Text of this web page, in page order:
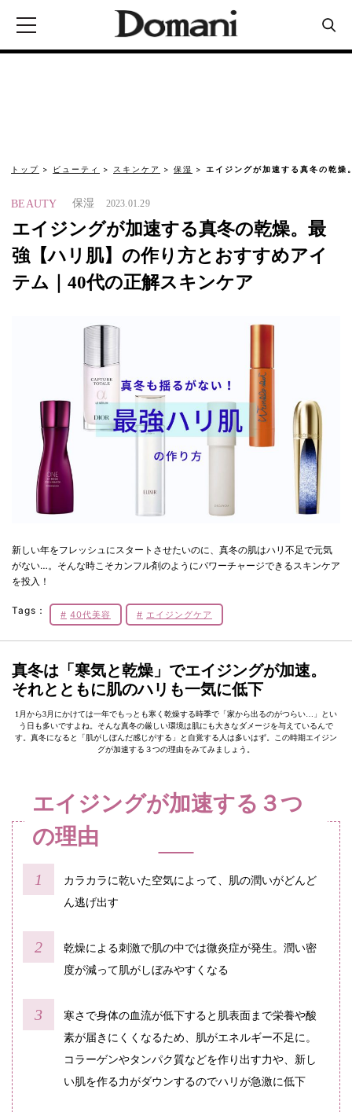
トップ ビューティ スキンケア 保湿 エイジングが加速する真冬の乾
BEAUTY 保湿 2023.01.29
エイジングが加速する真冬の乾燥。最
強【ハリ肌】の作り方とおすすめアイ
テム｜40代の正解スキンケア
新しい年をフレッシュにスタートさせたいのに、真冬の肌はハリ不足で元気
がない…。そんな時こそカンフル剤のようにパワーチャージできるスキンケア
を投入！
Tags： 40代美容 エイジングケア
真冬は「寒気と乾燥」でエイジングが加速。
それとともに肌のハリも一気に低下
1月から3月にかけては一年でもっとも寒く乾燥する時季で「家から出るのがつらい…」とい
う日も多いですよね。そんな真冬の厳しい環境は肌にも大きなダメージを与えているんで
す。真冬になると「肌がしぼんだ感じがする」と自覚する人は多いはず。この時期エイジン
グが加速する３つの理由をみてみましょう。
エイジングが加速する３つ
の理由
カラカラに乾いた空気によって、肌の潤いがどんど
ん逃げ出す
乾燥による刺激で肌の中では微炎症が発生。潤い密
度が減って肌がしぼみやすくなる
寒さで身体の血流が低下すると肌表面まで栄養や酸
素が届きにくくなるため、肌がエネルギー不足に。
コラーゲンやタンパク質などを作り出す力や、新し
い肌を作る力がダウンするのでハリが急激に低下